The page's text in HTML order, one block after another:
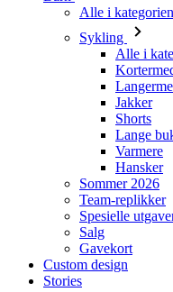
Jakker
Shorts
Lange
Varmere
Hansker
Sommer 2026
Team-replikker
Spesielle
Salg
Gavekort
Custom design
Stories
Informasjon
Vilkår for bruk
Om oss